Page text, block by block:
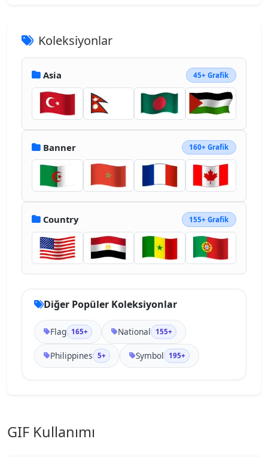
Koleksiyonlar
Asia 45+ Grafik
Banner 160+ Grafik
Country 155+ Grafik
Diğer Popüler Koleksiyonlar
Flag 165+ National 155+
Philippines 5+ Symbol 195+
GIF Kullanımı